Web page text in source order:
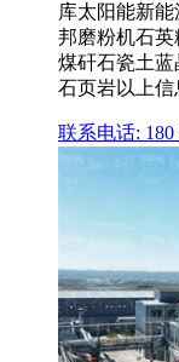
库太阳能新
邦磨粉机石
煤矸石瓷土
石页岩以上信
联系电话: 180